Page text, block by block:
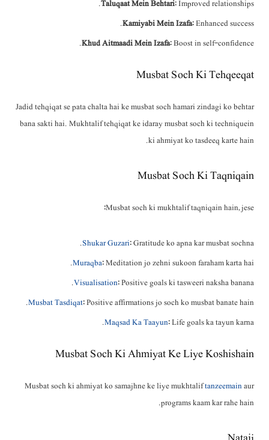
Taluqaat Mein Behtari: Improved relationships.
Kamiyabi Mein Izafa: Enhanced success.
Khud Aitmaadi Mein Izafa: Boost in self-confidence.
Musbat Soch Ki Tehqeeqat
Jadid tehqiqat se pata chalta hai ke musbat soch hamari zindagi ko behtar
bana sakti hai. Mukhtalif tehqiqat ke idaray musbat soch ki techniquein
ki ahmiyat ko tasdeeq karte hain.
Musbat Soch Ki Taqniqain
Musbat soch ki mukhtalif taqniqain hain, jese:
Shukar Guzari: Gratitude ko apna kar musbat sochna.
Muraqba: Meditation jo zehni sukoon faraham karta hai.
Visualisation: Positive goals ki tasweeri naksha banana.
Musbat Tasdiqat: Positive affirmations jo soch ko musbat banate hain.
Maqsad Ka Taayun: Life goals ka tayun karna.
Musbat Soch Ki Ahmiyat Ke Liye Koshishain
Musbat soch ki ahmiyat ko samajhne ke liye mukhtaliftanzeemainaur
programs kaam kar rahe hain.